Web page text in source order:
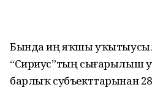
Бында иң яҡшы
“Сириус”тың сығарылыш
барлыҡ субъекттарынан